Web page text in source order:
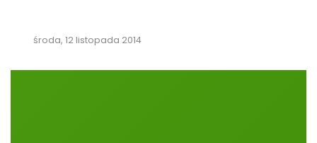
środa, 12 listopada 2014